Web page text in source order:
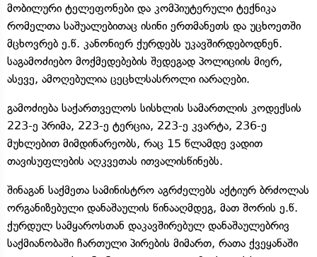
მობილური ტელეფონები და კომპიუტერული ტექნიკა
რომელთა საშუალებითაც ისინი ერთმანეთს და უცხოეთში
მცხოვრებ ე.წ. კანონიერ ქურდებს უკავშირდებოდნენ.
საგამოძიებო მოქმედებების შედეგად პოლიციის მიერ,
ასევე, ამოღებულია ცეცხლსასროლი იარაღები.
გამოძიება საქართველოს სისხლის სამართლის კოდექსის
223-ე პრიმა, 223-ე ტერცია, 223-ე კვარტა, 236-ე
მუხლებით მიმდინარეობს, რაც 15 წლამდე ვადით
თავისუფლების აღკვეთას ითვალისწინებს.
შინაგან საქმეთა სამინისტრო აგრძელებს აქტიურ ბრძოლას
ორგანიზებული დანაშაულის წინააღმდეგ, მათ შორის ე.წ.
ქურდულ სამყაროსთან დაკავშირებულ დანაშაულებრივ
საქმიანობაში ჩართული პირების მიმართ, რათა ქვეყანაში